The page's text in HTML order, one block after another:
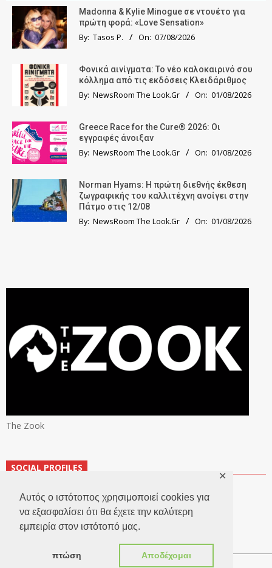
Αυτός ο ιστότοπος χρησιμοποιεί cookies για
να εξασφαλίσει ότι θα έχετε την καλύτερη
εμπειρία στον ιστότοπό μας.
πτώση Αποδέχομαι
✕
Madonna & Kylie Minogue σε ντουέτο για
πρώτη φορά: «Love Sensation»
By: Tasos P. On: 07/08/2026
Φονικά αινίγματα: Το νέο καλοκαιρινό σου
κόλλημα από τις εκδόσεις Κλειδάριθμος
By: NewsRoom The Look.Gr On: 01/08/2026
Greece Race for the Cure® 2026: Οι
εγγραφές άνοιξαν
By: NewsRoom The Look.Gr On: 01/08/2026
Norman Hyams: Η πρώτη διεθνής έκθεση
ζωγραφικής του καλλιτέχνη ανοίγει στην
Πάτμο στις 12/08
By: NewsRoom The Look.Gr On: 01/08/2026
The Zook
SOCIAL PROFILES